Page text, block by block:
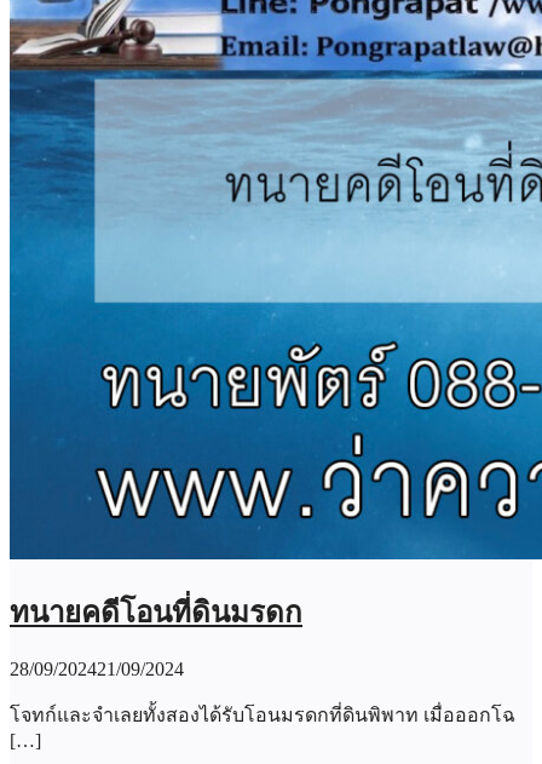
ทนายคดีโอนที่ดินมรดก
28/09/202421/09/2024
โจทก์และจำเลยทั้งสองได้รับโอนมรดกที่ดินพิพาท เมื่อออกโฉ
[…]